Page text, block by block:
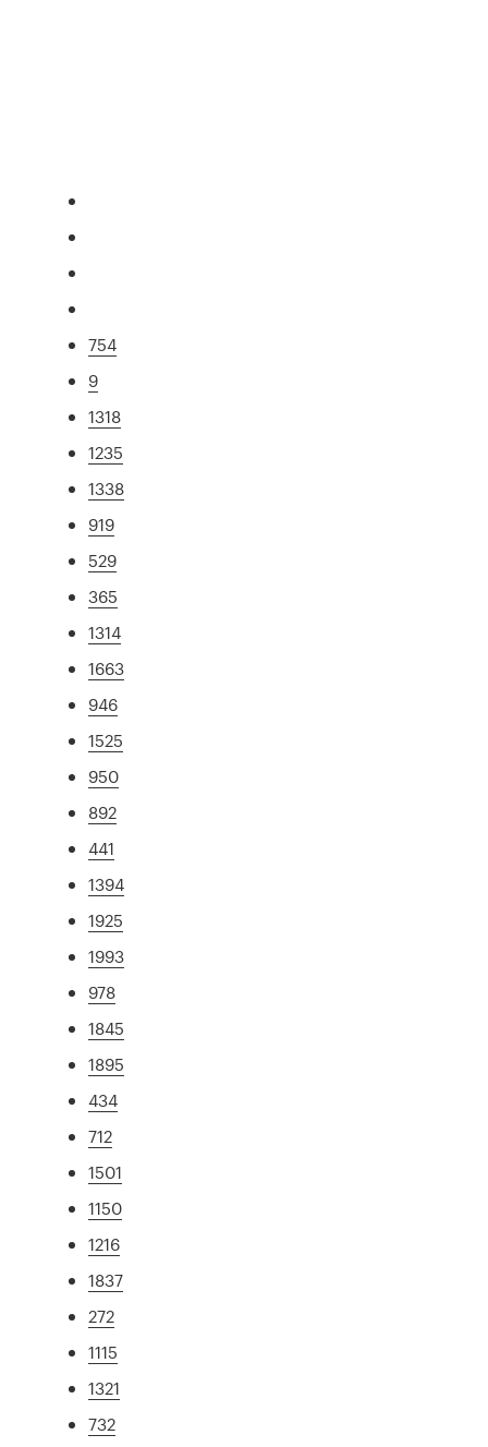
754
9
1318
1235
1338
919
529
365
1314
1663
946
1525
950
892
441
1394
1925
1993
978
1845
1895
434
712
1501
1150
1216
1837
272
1115
1321
732